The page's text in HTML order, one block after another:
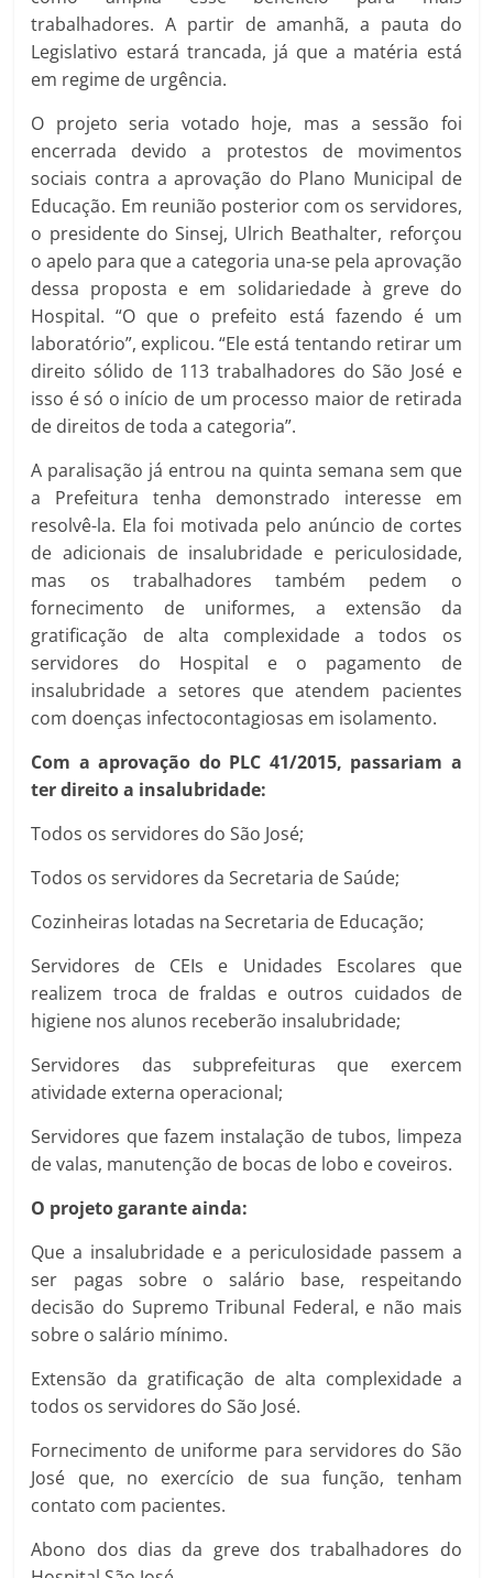
trabalhadores. A partir de amanhã, a pauta do
Legislativo estará trancada, já que a matéria está
em regime de urgência.
O projeto seria votado hoje, mas a sessão foi
encerrada devido a protestos de movimentos
sociais contra a aprovação do Plano Municipal de
Educação. Em reunião posterior com os servidores,
o presidente do Sinsej, Ulrich Beathalter, reforçou
o apelo para que a categoria una-se pela aprovação
dessa proposta e em solidariedade à greve do
Hospital. “O que o prefeito está fazendo é um
laboratório”, explicou. “Ele está tentando retirar um
direito sólido de 113 trabalhadores do São José e
isso é só o início de um processo maior de retirada
de direitos de toda a categoria”.
A paralisação já entrou na quinta semana sem que
a Prefeitura tenha demonstrado interesse em
resolvê-la. Ela foi motivada pelo anúncio de cortes
de adicionais de insalubridade e periculosidade,
mas os trabalhadores também pedem o
fornecimento de uniformes, a extensão da
gratificação de alta complexidade a todos os
servidores do Hospital e o pagamento de
insalubridade a setores que atendem pacientes
com doenças infectocontagiosas em isolamento.
Com a aprovação do PLC 41/2015, passariam a
ter direito a insalubridade:
Todos os servidores do São José;
Todos os servidores da Secretaria de Saúde;
Cozinheiras lotadas na Secretaria de Educação;
Servidores de CEIs e Unidades Escolares que
realizem troca de fraldas e outros cuidados de
higiene nos alunos receberão insalubridade;
Servidores das subprefeituras que exercem
atividade externa operacional;
Servidores que fazem instalação de tubos, limpeza
de valas, manutenção de bocas de lobo e coveiros.
O projeto garante ainda:
Que a insalubridade e a periculosidade passem a
ser pagas sobre o salário base, respeitando
decisão do Supremo Tribunal Federal, e não mais
sobre o salário mínimo.
Extensão da gratificação de alta complexidade a
todos os servidores do São José.
Fornecimento de uniforme para servidores do São
José que, no exercício de sua função, tenham
contato com pacientes.
Abono dos dias da greve dos trabalhadores do